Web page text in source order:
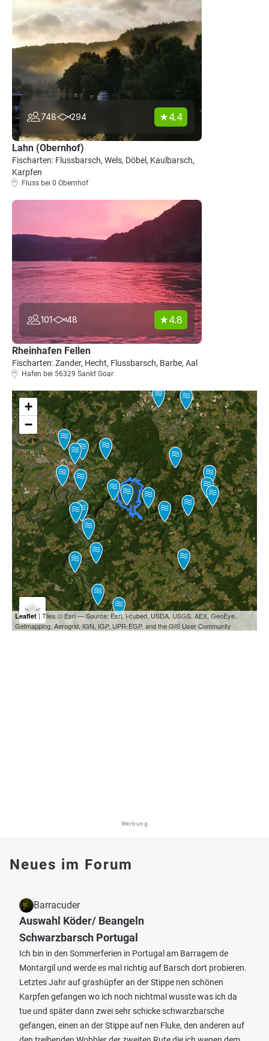
748 294 4.4
Lahn (Obernhof)
Fischarten: Flussbarsch, Wels, Döbel, Kaulbarsch,
Karpfen
Fluss bei 0 Obernhof
101 48 4.8
Rheinhafen Fellen
Fischarten: Zander, Hecht, Flussbarsch, Barbe, Aal
Hafen bei 56329 Sankt Goar
+
−
Leaflet| Tiles © Esri — Source: Esri, i-cubed, USDA, USGS, AEX, GeoEye,
Getmapping, Aerogrid, IGN, IGP, UPR-EGP, and the GIS User Community
Werbung
Neues im Forum
Barracuder
Auswahl Köder/ Beangeln
Schwarzbarsch Portugal
Ich bin in den Sommerferien in Portugal am Barragem de
Montargil und werde es mal richtig auf Barsch dort probieren.
Letztes Jahr auf grashüpfer an der Stippe nen schönen
Karpfen gefangen wo ich noch nichtmal wusste was ich da
tue und später dann zwei sehr schicke schwarzbarsche
gefangen, einen an der Stippe auf nen Fluke, den anderen auf